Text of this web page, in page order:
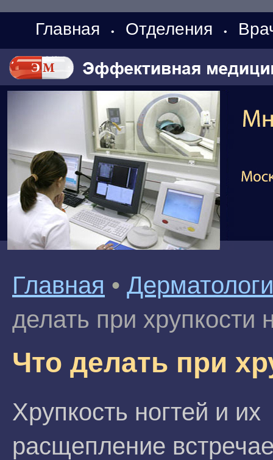
Главная • Отделения •
Главная •
делать при хрупкости
Что делать при
Хрупкость ногтей и их
расщепление